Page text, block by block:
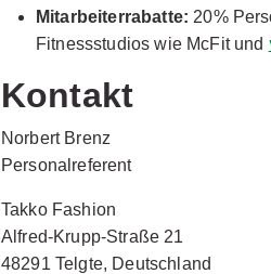
Mitarbeiterrabatte: 20%
Fitnessstudios wie McFit und
Kontakt
Norbert Brenz
Personalreferent
Takko Fashion
Alfred-Krupp-Straße 21
48291 Telgte, Deutschland